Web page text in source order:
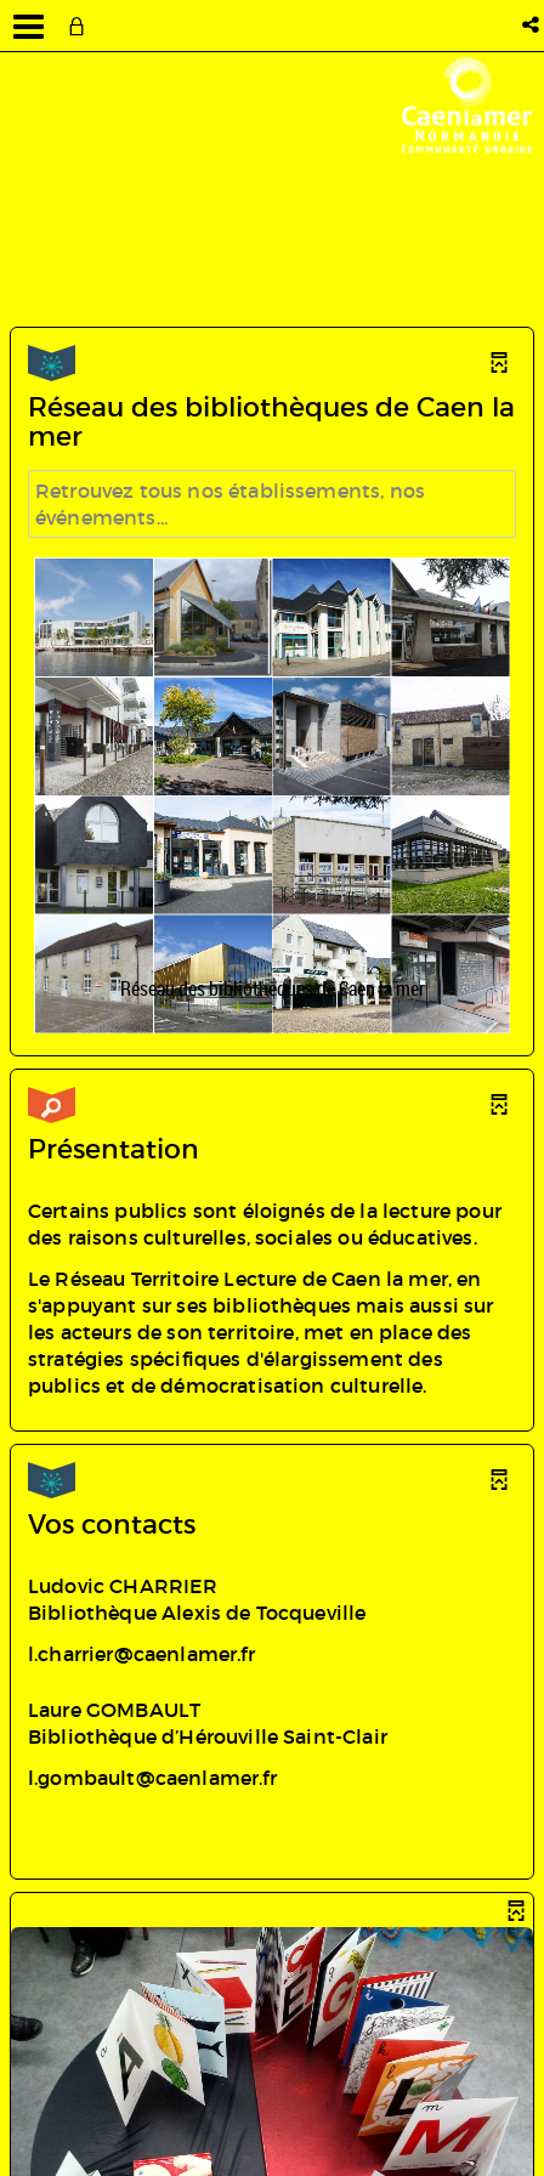
Réseau des bibliothèques de Caen la
mer
Retrouvez tous nos établissements, nos
événements...
Réseau des bibliothèques de Caen la mer
Présentation
Certains publics sont éloignés de la lecture pour
des raisons culturelles, sociales ou éducatives.
Le Réseau Territoire Lecture de Caen la mer, en
s'appuyant sur ses bibliothèques mais aussi sur
les acteurs de son territoire, met en place des
stratégies spécifiques d'élargissement des
publics et de démocratisation culturelle.
Vos contacts
Ludovic CHARRIER
Bibliothèque Alexis de Tocqueville
l.charrier@caenlamer.fr
Laure GOMBAULT
Bibliothèque d’Hérouville Saint-Clair
l.gombault@caenlamer.fr